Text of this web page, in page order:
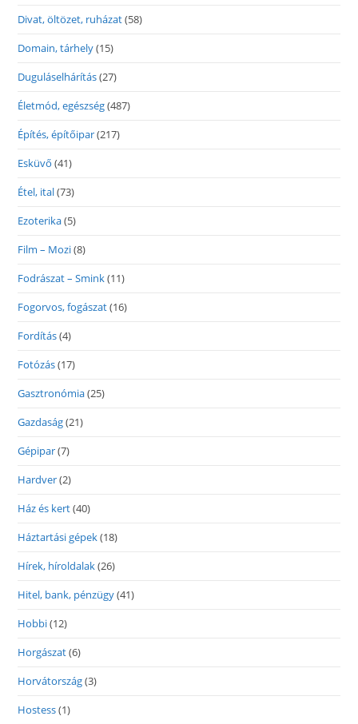
Divat, öltözet, ruházat(58)
Domain, tárhely(15)
Duguláselhárítás(27)
Életmód, egészség(487)
Építés, építőipar(217)
Esküvő (41)
Étel, ital(73)
Ezoterika(5)
Film – Mozi(8)
Fodrászat – Smink(11)
Fogorvos, fogászat(16)
Fordítás(4)
Fotózás(17)
Gasztronómia(25)
Gazdaság(21)
Gépipar(7)
Hardver(2)
Ház és kert(40)
Háztartási gépek(18)
Hírek, híroldalak(26)
Hitel, bank, pénzügy(41)
Hobbi(12)
Horgászat(6)
Horvátország(3)
Hostess(1)